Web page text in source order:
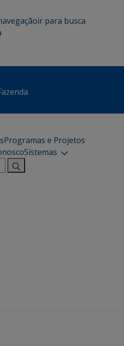
ir para busca
Programas e Projetos
Sistemas